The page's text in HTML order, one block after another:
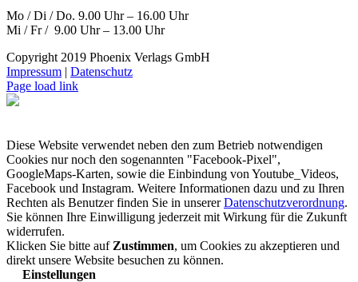
Mo / Di / Do. 9.00 Uhr – 16.00 Uhr
Mi / Fr / 9.00 Uhr – 13.00 Uhr
Copyright 2019 Phoenix Verlags GmbH
Impressum | Datenschutz
Page load link
Diese Website verwendet neben den zum Betrieb notwendigen
Cookies nur noch den sogenannten "Facebook-Pixel",
GoogleMaps-Karten, sowie die Einbindung von Youtube_Videos,
Facebook und Instagram. Weitere Informationen dazu und zu Ihren
Rechten als Benutzer finden Sie in unsererDatenschutzverordnung.
Sie können Ihre Einwilligung jederzeit mit Wirkung für die Zukunft
widerrufen.
Klicken Sie bitte auf Zustimmen, um Cookies zu akzeptieren und
direkt unsere Website besuchen zu können.
Einstellungen